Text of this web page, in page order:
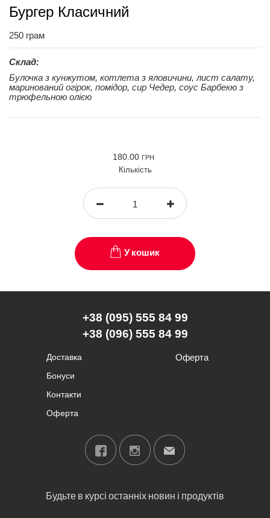
Бургер Класичний
250 грам
Склад:
Булочка з кунжутом, котлета з яловичини, лист салату,
маринований огірок, помідор, сир Чедер, соус Барбекю з
трюфельною олією
180.00 ГРН
Кількість
У кошик
+38 (095) 555 84 99
+38 (096) 555 84 99
Доставка
Бонуси
Контакти
Оферта
Оферта
Будьте в курсі останніх новин і продуктів